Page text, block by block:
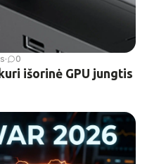
· 0
išorinė GPU jungtis